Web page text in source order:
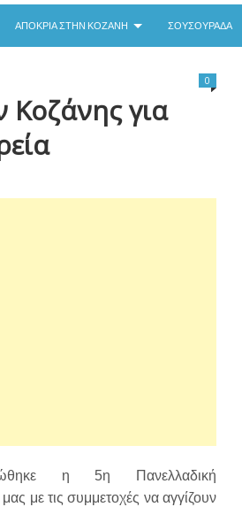
ΑΠΟΚΡΙΆ ΣΤΗΝ ΚΟΖΆΝΗ ΣΟΥΣΟΥΡΆΔΑ
για
0
η 5η Πανελλαδική
με τις συμμετοχές να αγγίζουν